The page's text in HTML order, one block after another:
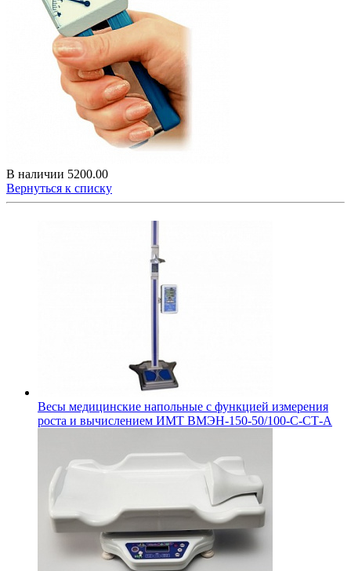
В наличии 5200.00
Вернуться к списку
Весы медицинские напольные с функцией измерения
роста и вычислением ИМТ ВМЭН-150-50/100-С-СТ-А